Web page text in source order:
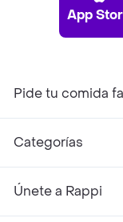
App
Pide tu comida
Categorías
Únete a Rappi